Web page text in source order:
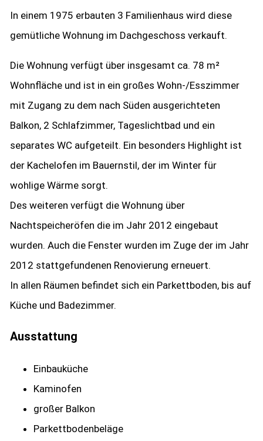
In einem 1975 erbauten 3 Familienhaus wird diese
gemütliche Wohnung im Dachgeschoss verkauft.
Die Wohnung verfügt über insgesamt ca. 78 m²
Wohnfläche und ist in ein großes Wohn-/Esszimmer
mit Zugang zu dem nach Süden ausgerichteten
Balkon, 2 Schlafzimmer, Tageslichtbad und ein
separates WC aufgeteilt. Ein besonders Highlight ist
der Kachelofen im Bauernstil, der im Winter für
wohlige Wärme sorgt.
Des weiteren verfügt die Wohnung über
Nachtspeicheröfen die im Jahr 2012 eingebaut
wurden. Auch die Fenster wurden im Zuge der im Jahr
2012 stattgefundenen Renovierung erneuert.
In allen Räumen befindet sich ein Parkettboden, bis auf
Küche und Badezimmer.
Ausstattung
Einbauküche
Kaminofen
großer Balkon
Parkettbodenbeläge